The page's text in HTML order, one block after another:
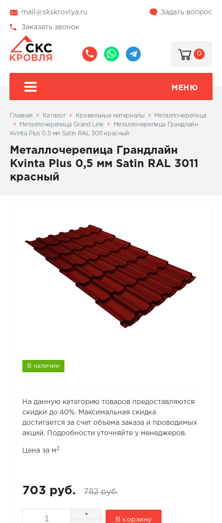
mail@skskrovlya.ru Задать вопрос
Заказать звонок
0
МЕНЮ
Главная Каталог Кровельные материалы
Металлочерепица
Металлочерепица Grand Line
Металлочерепица Грандлайн
Kvinta Plus 0,5 мм Satin RAL 3011 красный
Металлочерепица Грандлайн
Kvinta Plus 0,5 мм Satin RAL 3011
красный
В наличии
На данную категорию товаров предоставляются
скидки до 40%. Максимальная скидка
достигается за счет объема заказа и проводимых
акций. Подробности уточняйте у менеджеров.
Цена за м 2
703 руб. 782 руб.
В корзину